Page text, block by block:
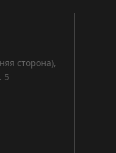
сторона),
5